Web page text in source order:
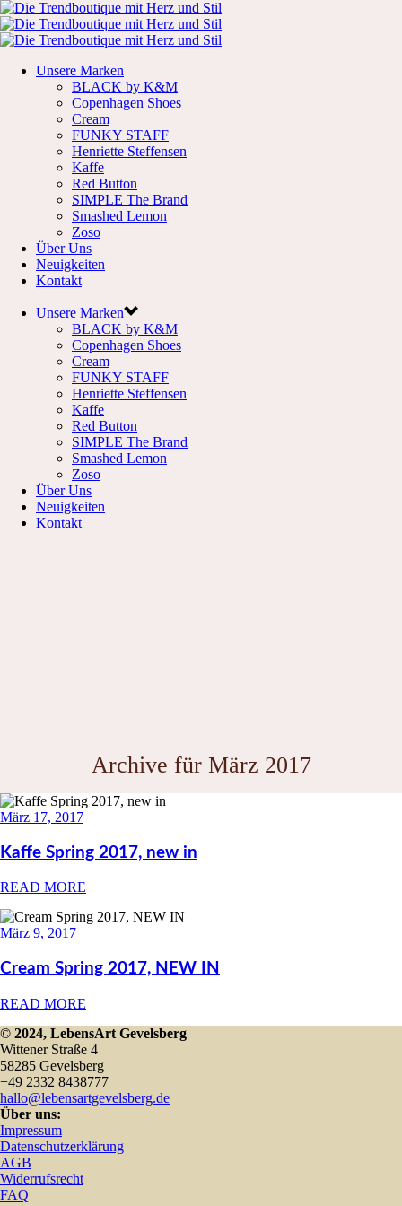
Unsere Marken
BLACK by K&M
Copenhagen Shoes
Cream
FUNKY STAFF
Henriette Steffensen
Kaffe
Red Button
SIMPLE The Brand
Smashed Lemon
Zoso
Über Uns
Neuigkeiten
Kontakt
Unsere Marken
BLACK by K&M
Copenhagen Shoes
Cream
FUNKY STAFF
Henriette Steffensen
Kaffe
Red Button
SIMPLE The Brand
Smashed Lemon
Zoso
Über Uns
Neuigkeiten
Kontakt
Archive für März 2017
März 17, 2017
Kaffe Spring 2017, new in
READ MORE
März 9, 2017
Cream Spring 2017, NEW IN
READ MORE
© 2024, LebensArt Gevelsberg
Wittener Straße 4
58285 Gevelsberg
+49 2332 8438777
hallo@lebensartgevelsberg.de
Über uns:
Impressum
Datenschutzerklärung
AGB
Widerrufsrecht
FAQ